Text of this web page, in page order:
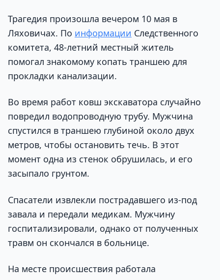
Трагедия произошла вечером 10 мая в
Ляховичах. По информации Следственного
комитета, 48-летний местный житель
помогал знакомому копать траншею для
прокладки канализации.
Во время работ ковш экскаватора случайно
повредил водопроводную трубу. Мужчина
спустился в траншею глубиной около двух
метров, чтобы остановить течь. В этот
момент одна из стенок обрушилась, и его
засыпало грунтом.
Спасатели извлекли пострадавшего из-под
завала и передали медикам. Мужчину
госпитализировали, однако от полученных
травм он скончался в больнице.
На месте происшествия работала